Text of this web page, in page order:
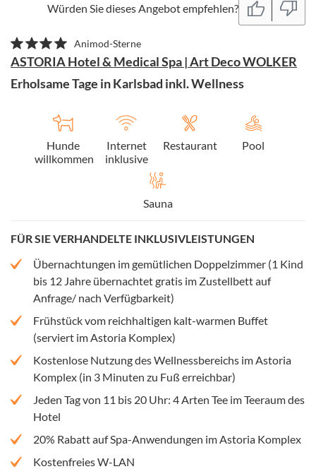
Würden Sie dieses Angebot empfehlen?
Animod-Sterne
ASTORIA Hotel & Medical Spa | Art Deco WOLKER
Erholsame Tage in Karlsbad inkl. Wellness
Hunde
willkommen
Internet
inklusive
Restaurant Pool
Sauna
FÜR SIE VERHANDELTE INKLUSIVLEISTUNGEN
Übernachtungen im gemütlichen Doppelzimmer (1 Kind
bis 12 Jahre übernachtet gratis im Zustellbett auf
Anfrage/ nach Verfügbarkeit)
Frühstück vom reichhaltigen kalt-warmen Buffet
(serviert im Astoria Komplex)
Kostenlose Nutzung des Wellnessbereichs im Astoria
Komplex (in 3 Minuten zu Fuß erreichbar)
Jeden Tag von 11 bis 20 Uhr: 4 Arten Tee im Teeraum des
Hotel
20% Rabatt auf Spa-Anwendungen im Astoria Komplex
Kostenfreies W-LAN